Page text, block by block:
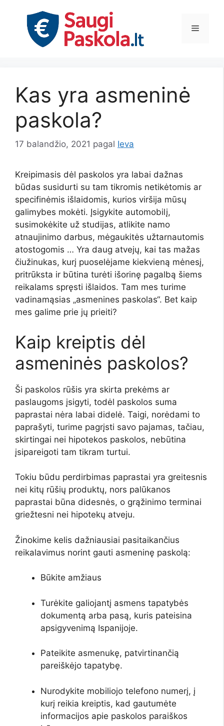
Meniu
Kas yra asmeninė
paskola?
17 balandžio, 2021 pagal Ieva
Kreipimasis dėl paskolos yra labai dažnas
būdas susidurti su tam tikromis netikėtomis ar
specifinėmis išlaidomis, kurios viršija mūsų
galimybes mokėti. Įsigykite automobilį,
susimokėkite už studijas, atlikite namo
atnaujinimo darbus, mėgaukitės užtarnautomis
atostogomis … Yra daug atvejų, kai tas mažas
čiužinukas, kurį puoselėjame kiekvieną mėnesį,
pritrūksta ir būtina turėti išorinę pagalbą šiems
reikalams spręsti išlaidos. Tam mes turime
vadinamąsias „asmenines paskolas“. Bet kaip
mes galime prie jų prieiti?
Kaip kreiptis dėl
asmeninės paskolos?
Ši paskolos rūšis yra skirta prekėms ar
paslaugoms įsigyti, todėl paskolos suma
paprastai nėra labai didelė. Taigi, norėdami to
paprašyti, turime pagrįsti savo pajamas, tačiau,
skirtingai nei hipotekos paskolos, nebūtina
įsipareigoti tam tikram turtui.
Tokiu būdu perdirbimas paprastai yra greitesnis
nei kitų rūšių produktų, nors palūkanos
paprastai būna didesnės, o grąžinimo terminai
griežtesni nei hipotekų atveju.
Žinokime kelis dažniausiai pasitaikančius
reikalavimus norint gauti asmeninę paskolą:
Būkite amžiaus
Turėkite galiojantį asmens tapatybės
dokumentą arba pasą, kuris pateisina
apsigyvenimą Ispanijoje.
Pateikite asmenukę, patvirtinančią
pareiškėjo tapatybę.
Nurodykite mobiliojo telefono numerį, į
kurį reikia kreiptis, kad gautumėte
informacijos apie paskolos paraiškos